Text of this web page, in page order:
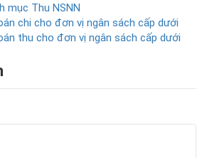
mục Thu NSNN
chi cho đơn vị ngân sách cấp dưới
thu cho đơn vị ngân sách cấp dưới